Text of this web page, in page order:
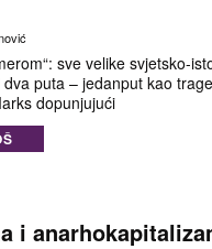
sve velike svjetsko-
puta – jedanput kao
dopunjujući
i